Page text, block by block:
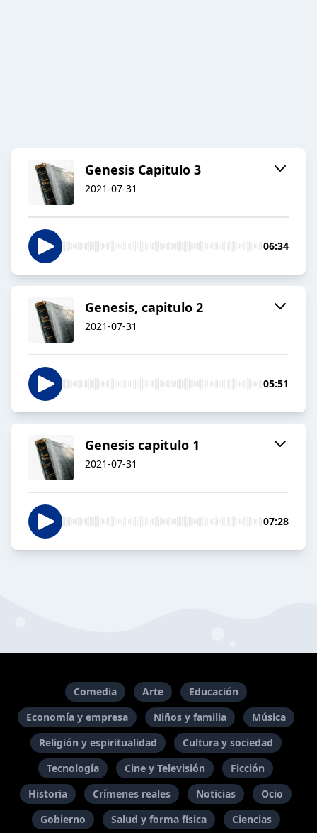
Genesis Capitulo 3
2021-07-31
06:34
Genesis, capitulo 2
2021-07-31
05:51
Genesis capitulo 1
2021-07-31
07:28
Comedia Arte
Educación
Economía y empresa
Niños y familia
Música
Religión y espiritualidad
Cultura y sociedad
Tecnología
Cine y Televisión
Ficción
Historia
Crímenes reales Noticias
Ocio
Gobierno
Salud y forma física Ciencias